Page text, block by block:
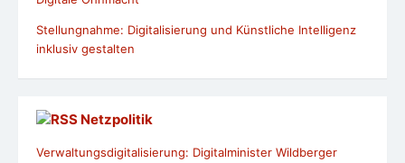
Stellungnahme: Digitalisierung und Künstliche Intelligenz
inklusiv gestalten
Netzpolitik
Verwaltungsdigitalisierung: Digitalminister Wildberger